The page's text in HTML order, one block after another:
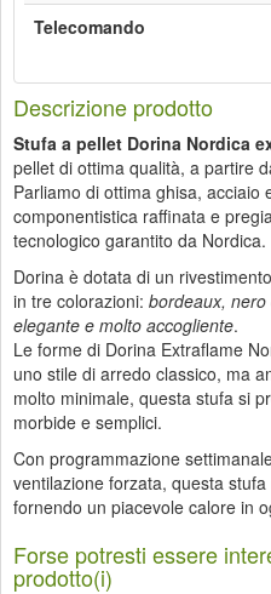
Telecomando
Descrizione prodotto
Stufa a pellet Dorina Nordica
pellet di ottima qualità, a partire
Parliamo di ottima ghisa, acciaio
componentistica raffinata e
tecnologico garantito da Nordica.
Dorina è dotata di un
in tre colorazioni: bordeaux,
elegante e molto accogliente.
Le forme di Dorina Extraflame
uno stile di arredo classico, ma
molto minimale, questa stufa si
morbide e semplici.
Con programmazione
ventilazione forzata, questa
fornendo un piacevole calore in
Forse potresti essere
prodotto(i)